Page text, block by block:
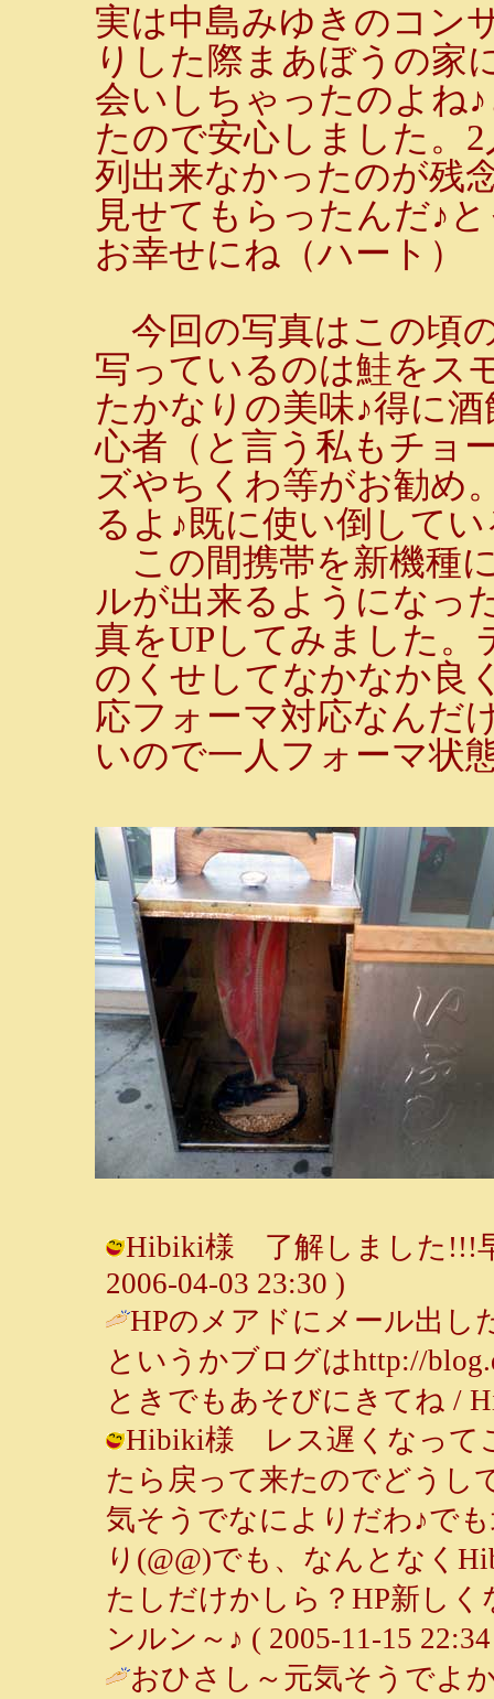
実は中島みゆきのコン
りした際まあぼうの家
会いしちゃったのよね
たので安心しました。
列出来なかったのが残
見せてもらったんだ♪
お幸せにね（ハート）
今回の写真はこの頃
写っているのは鮭をス
たかなりの美味♪得に
心者（と言う私もチョ
ズやちくわ等がお勧め
るよ♪既に使い倒して
この間携帯を新機種
ルが出来るようになっ
真をUPしてみました
のくせしてなかなか良
応フォーマ対応なんだ
いので一人フォーマ状
Hibiki様 了解しました!!!
2006-04-03 23:30 )
HPのメアドにメール出し
というかブログはhttp://
ときでもあそびにきてね /
Hibiki様 レス遅くなって
たら戻って来たのでどうし
気そうでなによりだわ♪で
り(@@)でも、なんとなく
たしだけかしら？HP新し
ンルン～♪ ( 2005-11-15
おひさし～元気そうでよ